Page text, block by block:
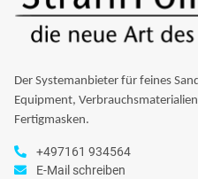
Der Systemanbieter für feines
Equipment,
Fertigmasken.
+497161 934564
E-Mail schreiben